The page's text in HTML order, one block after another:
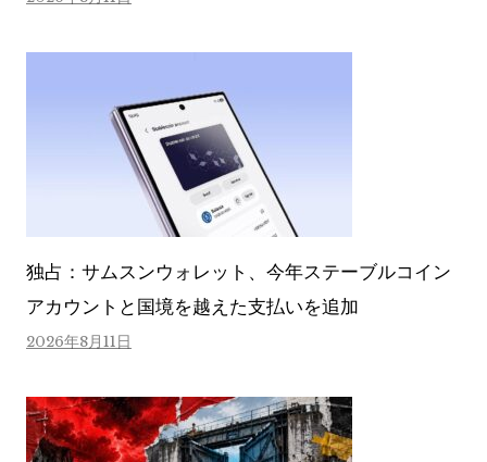
独占：サムスンウォレット、今年ステーブルコイン
アカウントと国境を越えた支払いを追加
2026年8月11日